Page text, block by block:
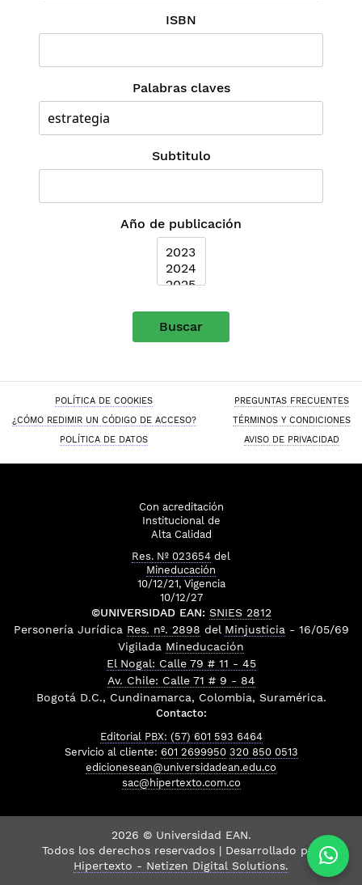
ISBN
Palabras claves
Subtitulo
Año de publicación
Buscar
POLÍTICA DE COOKIES
PREGUNTAS FRECUENTES
¿CÓMO REDIMIR UN CÓDIGO DE ACCESO?
TÉRMINOS Y CONDICIONES
POLÍTICA DE DATOS
AVISO DE PRIVACIDAD
Con acreditación
Institucional de
Alta Calidad
Res. Nº 023654 del
Mineducación
10/12/21, Vigencia
10/12/27
©UNIVERSIDAD EAN: SNIES 2812
Personería Jurídica Res. nº. 2898 del Minjusticia - 16/05/69
Vigilada Mineducación
El Nogal: Calle 79 # 11 - 45
Av. Chile: Calle 71 # 9 - 84
Bogotá D.C., Cundinamarca, Colombia, Suramérica.
Contacto:
Editorial PBX: (57) 601 593 6464
Servicio al cliente: 601 2699950 320 850 0513
edicionesean@universidadean.edu.co
sac@hipertexto.com.co
2026 © Universidad EAN.
Todos los derechos reservados | Desarrollado por
Hipertexto - Netizen Digital Solutions.